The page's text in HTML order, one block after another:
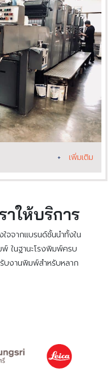
+ เพิ่มเติม
าให้บริการ
จจากแบรนด์ชั้นนำทั้งใน
พ์ ในฐานะโรงพิมพ์ครบ
บงานพิมพ์สำหรับหลาก